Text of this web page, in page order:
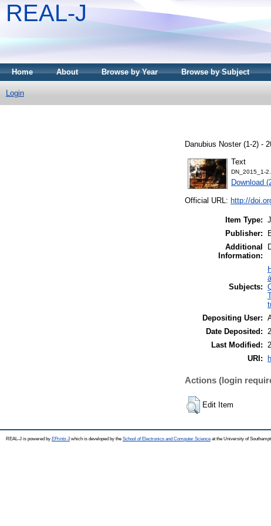
REAL-J
Home About Browse by Year Browse by Subject
Login
Danubius Noster (1-2) -
Text
DN_2015_1-
Download
Official URL: http://
Item Type:
Publisher:
Additional
Information:
Subjects:
Depositing User:
Date Deposited:
Last Modified:
URI:
Actions (login
Edit Item
REAL-J is powered by EPrints 3which is developed by the School of Electronics and Computer Science at the University of